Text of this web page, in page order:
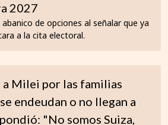
2027
de opciones al señalar que ya
a la cita electoral.
Milei por las familias
endeudan o no llegan a
"No somos Suiza,